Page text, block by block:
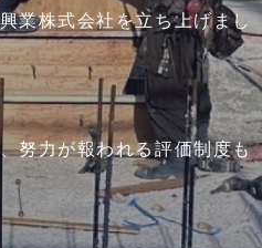
業株式会社を立ち上げまし
努力が報われる評価制度も